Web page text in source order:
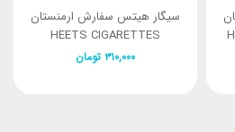
سیگار هیتس سفارش ارمنستان
HEETS CIGARETTES
Turquoise Selection
تومان ۳۱۰,۰۰۰